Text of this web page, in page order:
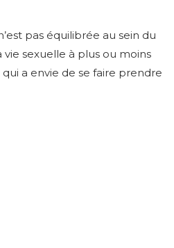
pas équilibrée au sein du
sexuelle à plus ou moins
a envie de se faire prendre